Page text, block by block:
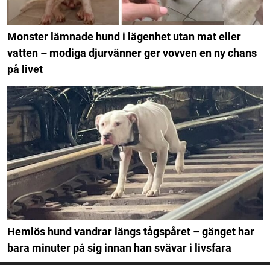
Monster lämnade hund i lägenhet utan mat eller
vatten – modiga djurvänner ger vovven en ny chans
på livet
Hemlös hund vandrar längs tågspåret – gänget har
bara minuter på sig innan han svävar i livsfara